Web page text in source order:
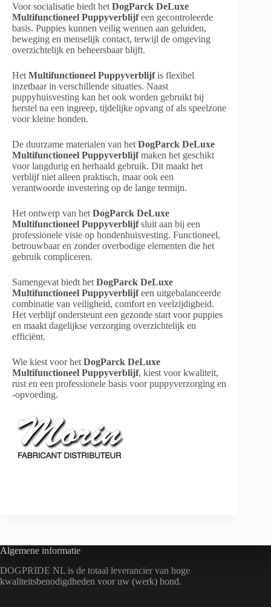
Voor socialisatie biedt het DogParck DeLuxe
Multifunctioneel Puppyverblijfeen gecontroleerde
basis. Puppies kunnen veilig wennen aan geluiden,
beweging en menselijk contact, terwijl de omgeving
overzichtelijk en beheersbaar blijft.
Het Multifunctioneel Puppyverblijfis flexibel
inzetbaar in verschillende situaties. Naast
puppyhuisvesting kan het ook worden gebruikt bij
herstel na een ingreep, tijdelijke opvang of als speelzone
voor kleine honden.
De duurzame materialen van het DogParck DeLuxe
Multifunctioneel Puppyverblijfmaken het geschikt
voor langdurig en herhaald gebruik. Dit maakt het
verblijf niet alleen praktisch, maar ook een
verantwoorde investering op de lange termijn.
Het ontwerp van het DogParck DeLuxe
Multifunctioneel Puppyverblijfsluit aan bij een
professionele visie op hondenhuisvesting. Functioneel,
betrouwbaar en zonder overbodige elementen die het
gebruik compliceren.
Samengevat biedt het DogParck DeLuxe
Multifunctioneel Puppyverblijfeen uitgebalanceerde
combinatie van veiligheid, comfort en veelzijdigheid.
Het verblijf ondersteunt een gezonde start voor puppies
en maakt dagelijkse verzorging overzichtelijk en
efficiënt.
Wie kiest voor het DogParck DeLuxe
Multifunctioneel Puppyverblijf, kiest voor kwaliteit,
rust en een professionele basis voor puppyverzorging en
-opvoeding.
Algemene informatie
DOGPRIDE NL is de totaal leverancier van hoge
kwaliteitsbenodigdheden voor uw (werk) hond.